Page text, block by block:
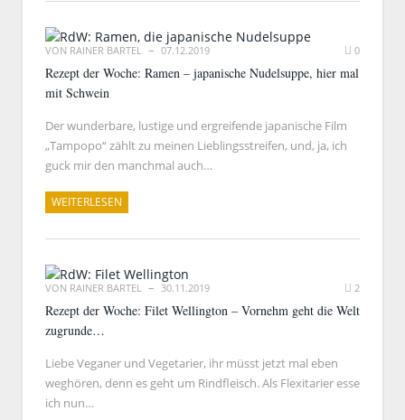
VON RAINER BARTEL 07.12.2019 0
Rezept der Woche: Ramen – japanische Nudelsuppe, hier mal
mit Schwein
Der wunderbare, lustige und ergreifende japanische Film
„Tampopo“ zählt zu meinen Lieblingsstreifen, und, ja, ich
guck mir den manchmal auch…
WEITERLESEN
VON RAINER BARTEL 30.11.2019 2
Rezept der Woche: Filet Wellington – Vornehm geht die Welt
zugrunde…
Liebe Veganer und Vegetarier, ihr müsst jetzt mal eben
weghören, denn es geht um Rindfleisch. Als Flexitarier esse
ich nun…